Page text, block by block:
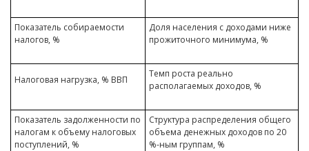
Показатель собираемости
налогов, %
Доля населения с доходами ниже
прожиточного минимума, %
Налоговая нагрузка, % ВВП
Темп роста реально
располагаемых доходов, %
Показатель задолженности по
налогам к объему налоговых
поступлений, %
Структура распределения общего
объема денежных доходов по 20
%-ным группам, %